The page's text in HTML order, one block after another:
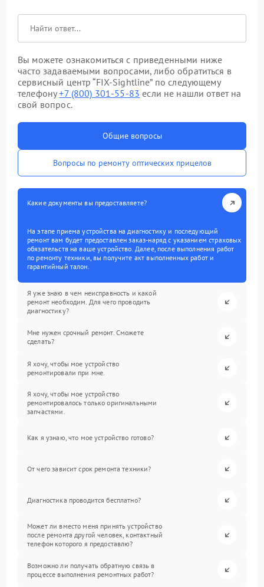
Вы можете ознакомиться с приведенными ниже
часто задаваемыми вопросами, либо обратиться в
сервисный центр “FIX-Sightline” по следующему
телефону+7 (800) 301-55-83 если не нашли ответ на
свой вопрос.
Общие вопросы
Вопросы по ремонту оптических прицелов
Какие документы вы предоставляете?
На этапе приема устройства на диагностику и последующий
ремонт вам будет предоставлен заказ-наряд с указанием страховых
обязательств на ваше устройство. Далее, после выполнения работ
по ремонту техники, вы получите акт выполненных работ и
гарантийный талон.
Я уже знаю в чем неисправность и какой
ремонт необходим. Для чего проводить
диагностику?
Мне нужен срочный ремонт. Сможете
сделать?
Я хочу, чтобы мое устройство
ремонтировали при мне.
Я хочу, чтобы мое устройство
ремонтировалось только оригинальными
запчастями.
Как я узнаю, что мое устройство готово?
От чего зависит срок ремонта техники?
Диагностика проводится бесплатно?
Может ли вместо меня принять устройство
после ремонта другой человек, контактный
телефон которого я предоставлю?
Возможно ли получать обратную связь в
процессе выполнения ремонтных работ?